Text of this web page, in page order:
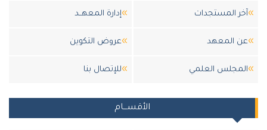
آخر المستجدات إدارة المعهــد
عن المعهد عروض التكوين
المجلس العلمي للإتصال بنا
الأقســـام